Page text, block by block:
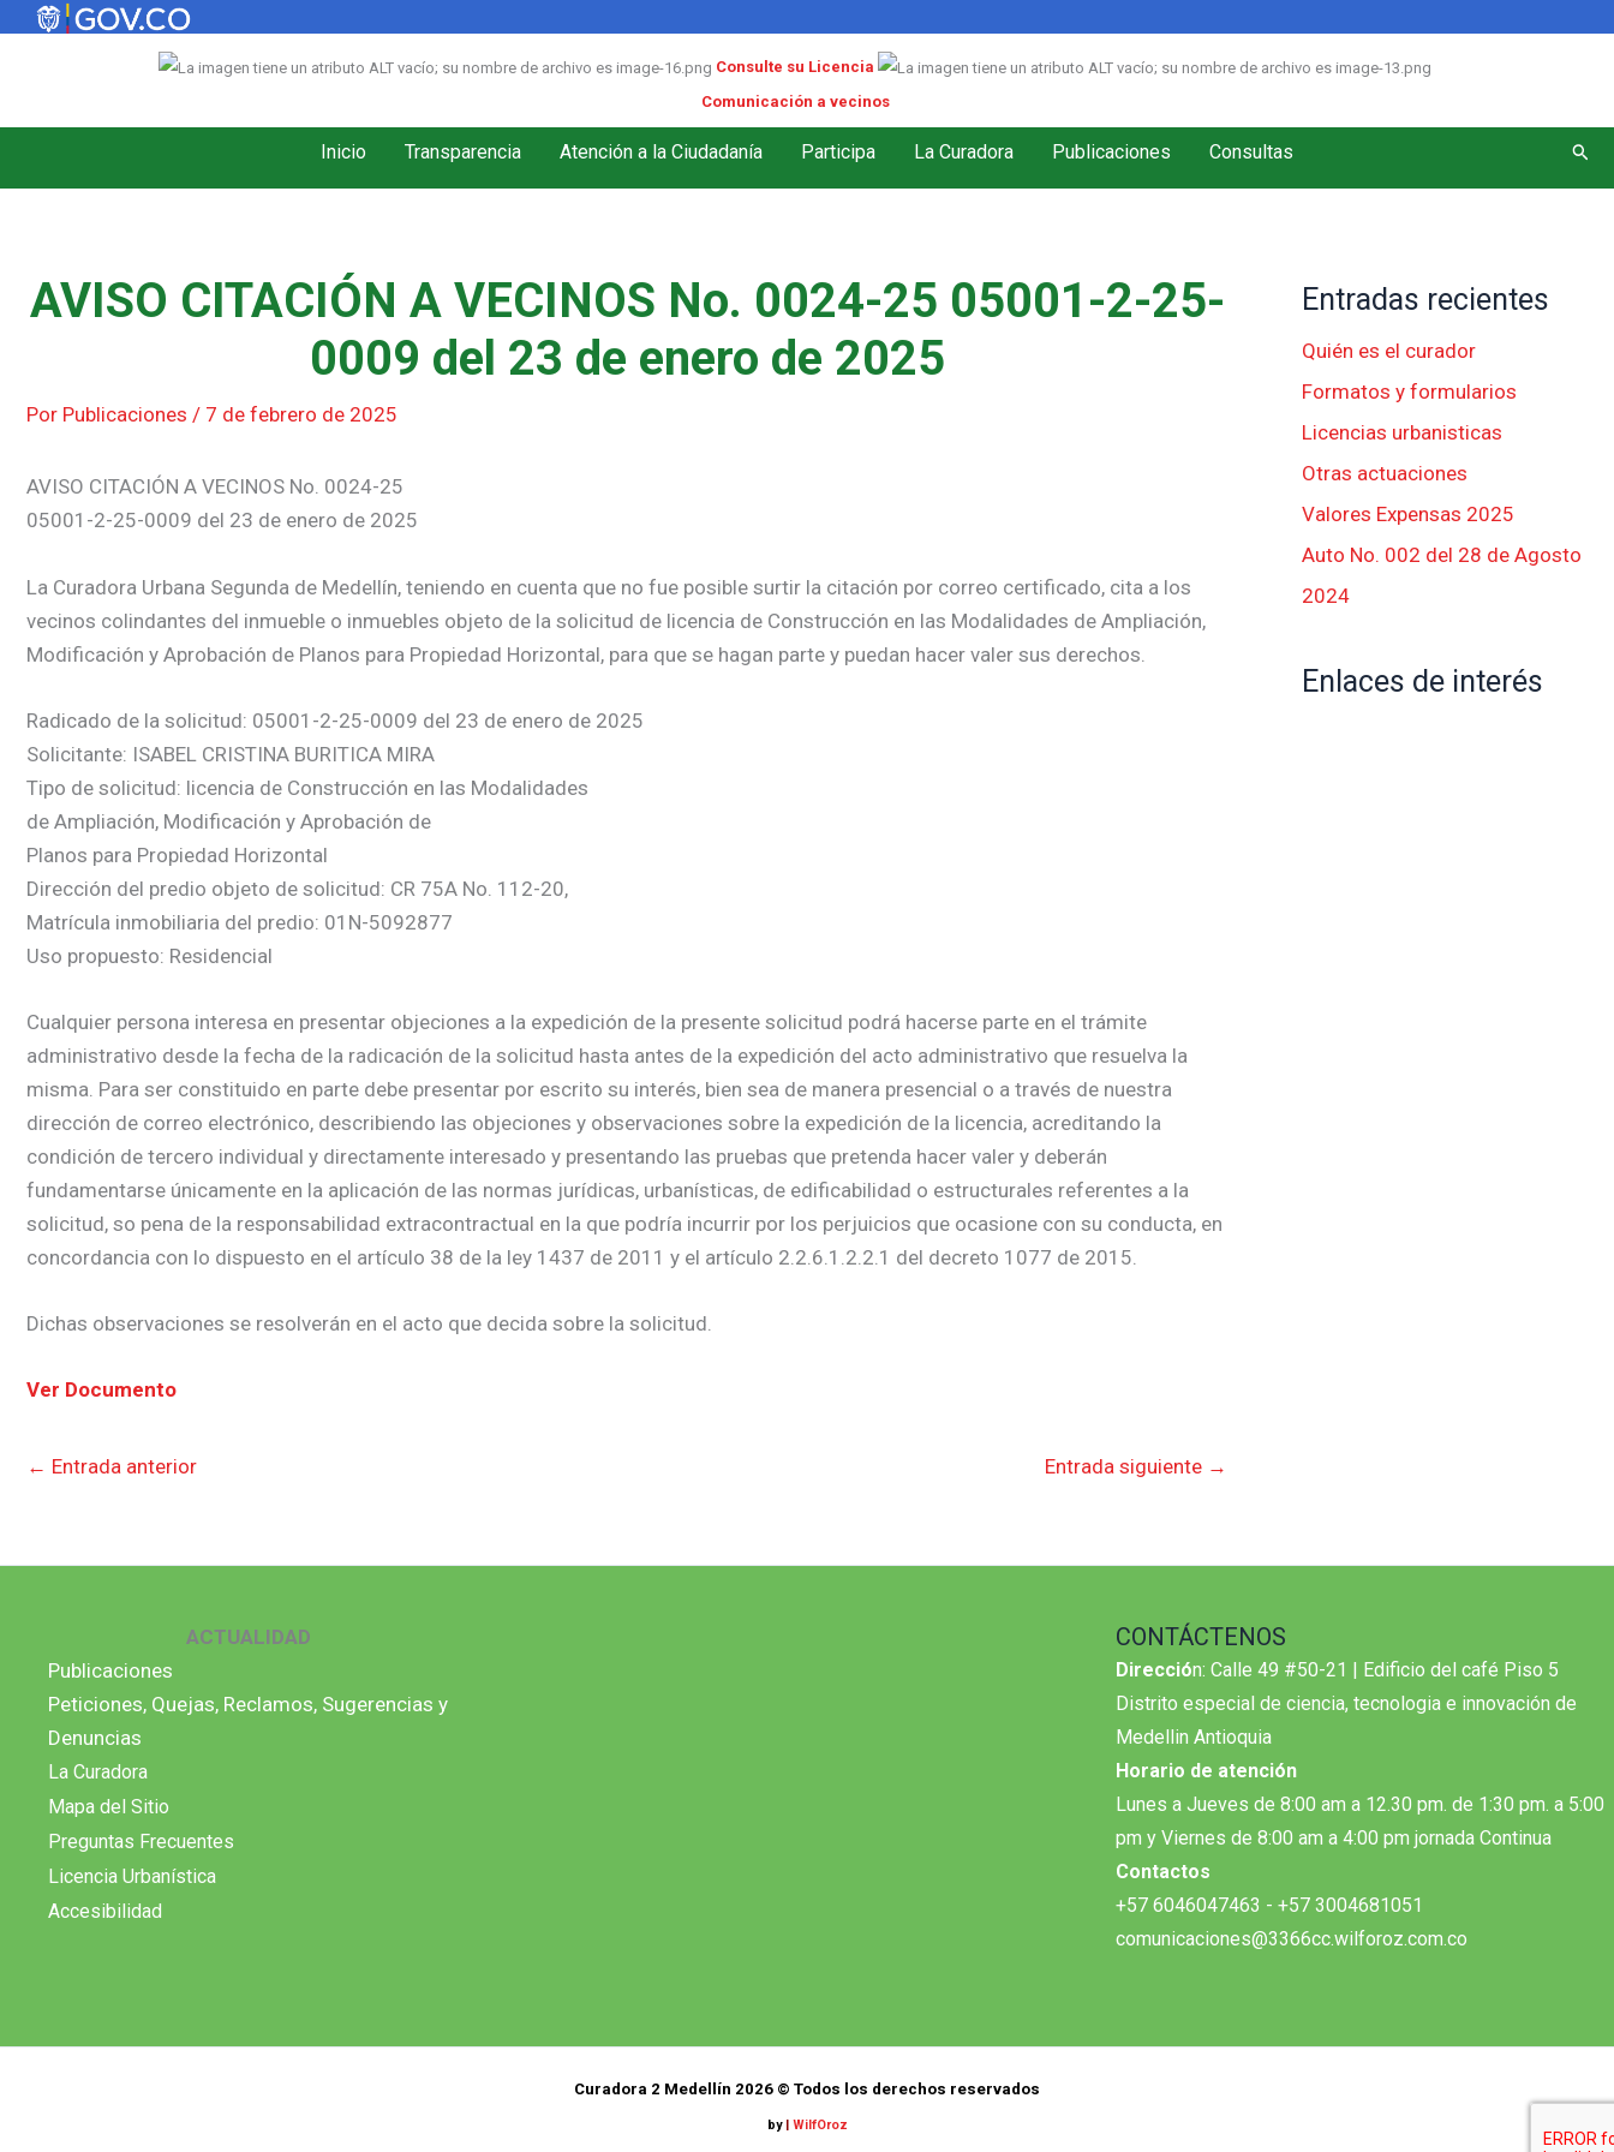
Consulte su Licencia
Comunicación a vecinos
Inicio Transparencia Atención a la Ciudadanía Participa La Curadora Publicaciones Consultas
AVISO CITACIÓN A VECINOS No. 0024-25 05001-2-25-
0009 del 23 de enero de 2025
Por Publicaciones / 7 de febrero de 2025
AVISO CITACIÓN A VECINOS No. 0024-25
05001-2-25-0009 del 23 de enero de 2025
La Curadora Urbana Segunda de Medellín, teniendo en cuenta que no fue posible surtir la citación por correo certificado, cita a los
vecinos colindantes del inmueble o inmuebles objeto de la solicitud de licencia de Construcción en las Modalidades de Ampliación,
Modificación y Aprobación de Planos para Propiedad Horizontal, para que se hagan parte y puedan hacer valer sus derechos.
Radicado de la solicitud: 05001-2-25-0009 del 23 de enero de 2025
Solicitante: ISABEL CRISTINA BURITICA MIRA
Tipo de solicitud: licencia de Construcción en las Modalidades
de Ampliación, Modificación y Aprobación de
Planos para Propiedad Horizontal
Dirección del predio objeto de solicitud: CR 75A No. 112-20,
Matrícula inmobiliaria del predio: 01N-5092877
Uso propuesto: Residencial
Cualquier persona interesa en presentar objeciones a la expedición de la presente solicitud podrá hacerse parte en el trámite
administrativo desde la fecha de la radicación de la solicitud hasta antes de la expedición del acto administrativo que resuelva la
misma. Para ser constituido en parte debe presentar por escrito su interés, bien sea de manera presencial o a través de nuestra
dirección de correo electrónico, describiendo las objeciones y observaciones sobre la expedición de la licencia, acreditando la
condición de tercero individual y directamente interesado y presentando las pruebas que pretenda hacer valer y deberán
fundamentarse únicamente en la aplicación de las normas jurídicas, urbanísticas, de edificabilidad o estructurales referentes a la
solicitud, so pena de la responsabilidad extracontractual en la que podría incurrir por los perjuicios que ocasione con su conducta, en
concordancia con lo dispuesto en el artículo 38 de la ley 1437 de 2011 y el artículo 2.2.6.1.2.2.1 del decreto 1077 de 2015.
Dichas observaciones se resolverán en el acto que decida sobre la solicitud.
Ver Documento
← Entrada anterior Entrada siguiente →
Entradas recientes
Quién es el curador
Formatos y formularios
Licencias urbanisticas
Otras actuaciones
Valores Expensas 2025
Auto No. 002 del 28 de Agosto
2024
Enlaces de interés
ACTUALIDAD
Publicaciones
Peticiones, Quejas, Reclamos, Sugerencias y
Denuncias
La Curadora
Mapa del Sitio
Preguntas Frecuentes
Licencia Urbanística
Accesibilidad
CONTÁCTENOS
Dirección: Calle 49 #50-21 | Edificio del café Piso 5
Distrito especial de ciencia, tecnologia e innovación de
Medellin Antioquia
Horario de atención
Lunes a Jueves de 8:00 am a 12.30 pm. de 1:30 pm. a 5:00
pm y Viernes de 8:00 am a 4:00 pm jornada Continua
Contactos
+57 6046047463 - +57 3004681051
comunicaciones@3366cc.wilforoz.com.co
Curadora 2 Medellín 2026 © Todos los derechos reservados
by| WilfOroz